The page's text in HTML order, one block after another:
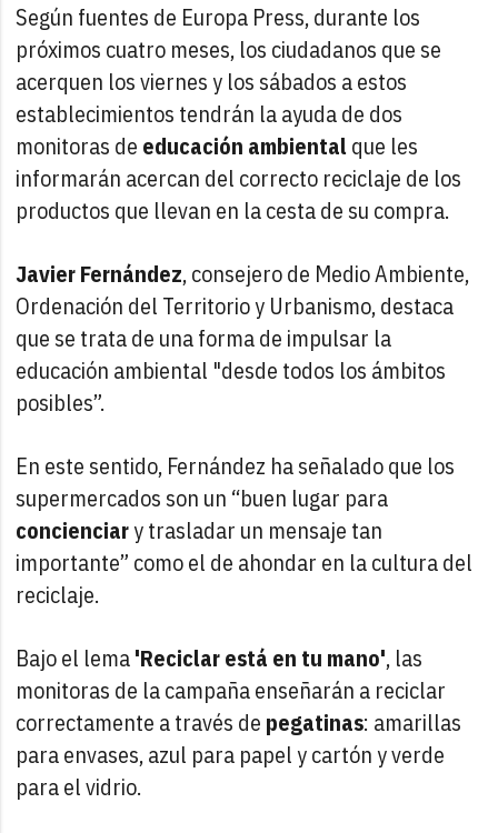
Según fuentes de Europa Press, durante los
próximos cuatro meses, los ciudadanos que se
acerquen los viernes y los sábados a estos
establecimientos tendrán la ayuda de dos
monitoras de educación ambientalque les
informarán acercan del correcto reciclaje de los
productos que llevan en la cesta de su compra.
Javier Fernández, consejero de Medio Ambiente,
Ordenación del Territorio y Urbanismo, destaca
que se trata de una forma de impulsar la
educación ambiental "desde todos los ámbitos
posibles”.
En este sentido, Fernández ha señalado que los
supermercados son un “buen lugar para
concienciary trasladar un mensaje tan
importante” como el de ahondar en la cultura del
reciclaje.
Bajo el lema'Reciclar está en tu mano', las
monitoras de la campaña enseñarán a reciclar
correctamente a través de pegatinas: amarillas
para envases, azul para papel y cartón y verde
para el vidrio.